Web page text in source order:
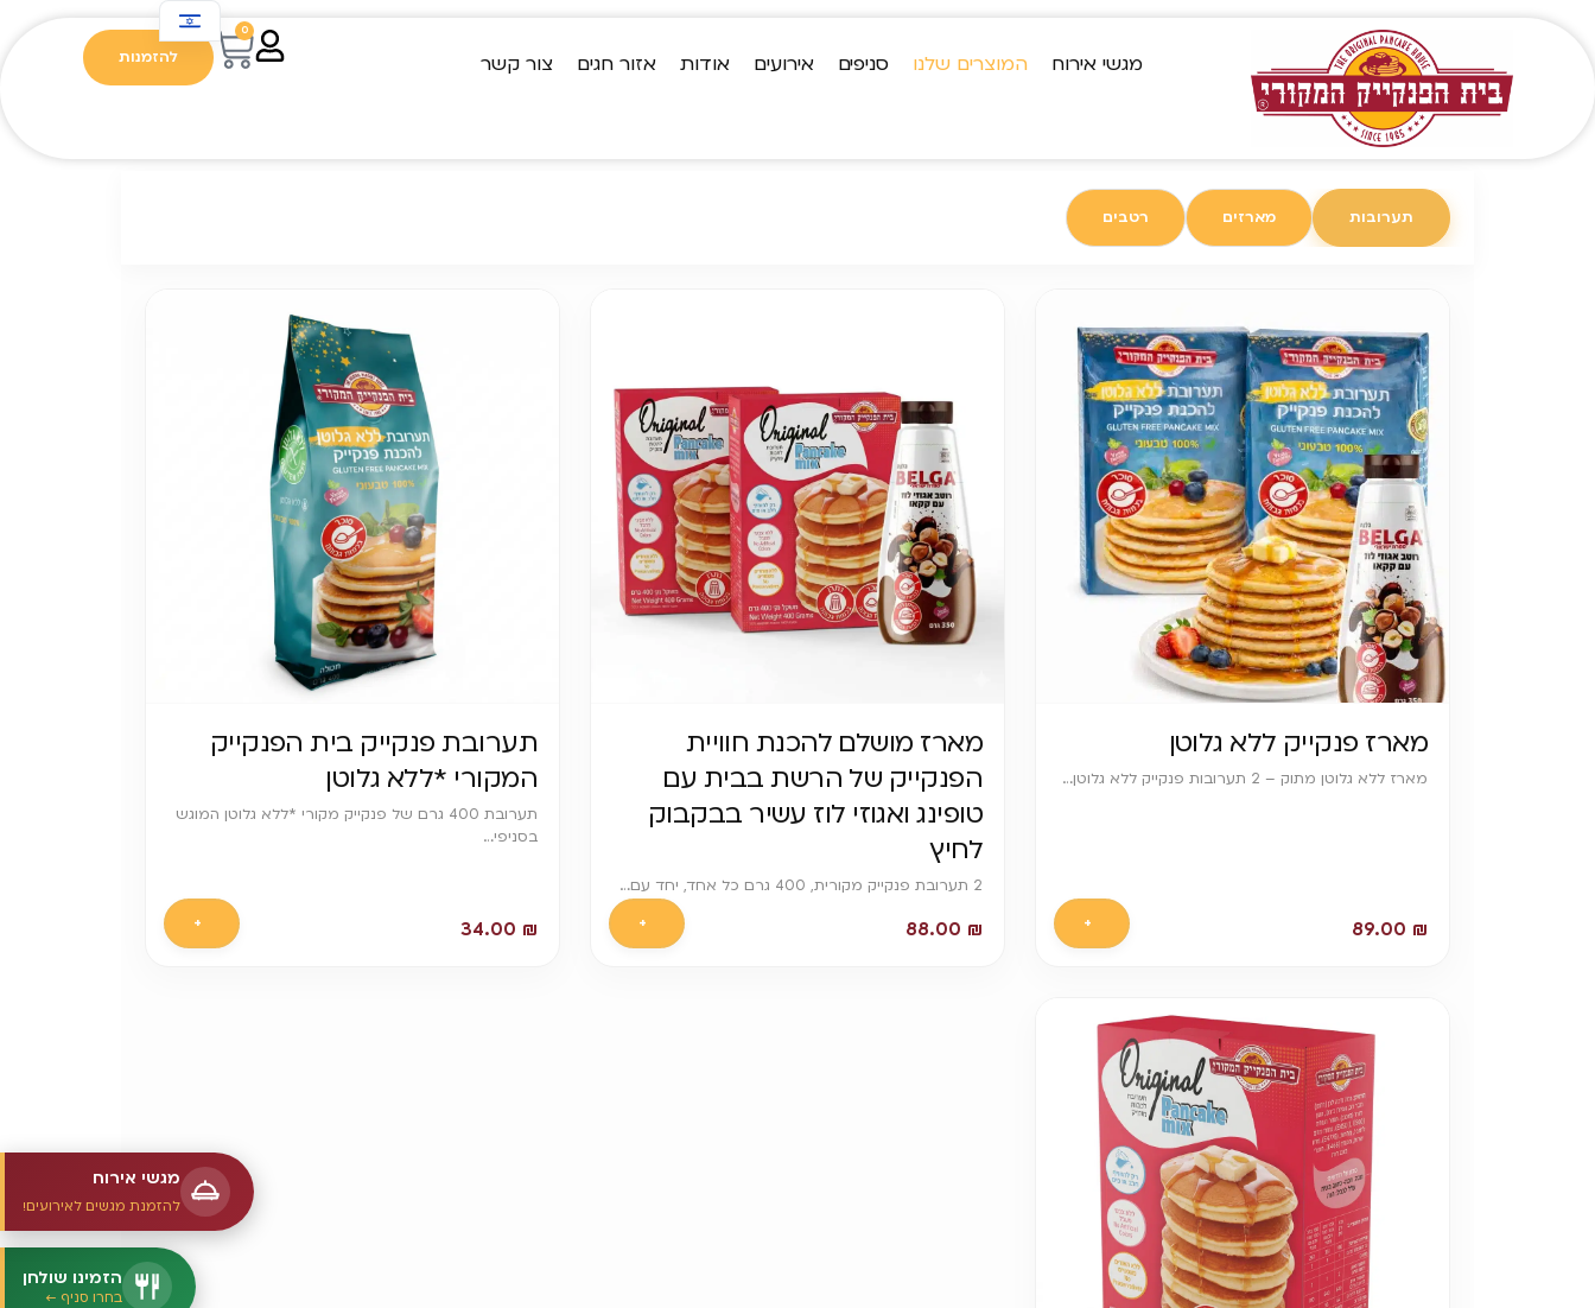
מגשי אירוח המוצרים שלנו סניפים אירועים אודות אזור חגים צור קשר להזמנות
0
תערובות מארזים רטבים
מארז פנקייק ללא גלוטן
מארז ללא גלוטן מתוק – 2 תערובות פנקייק ללא גלוטן…
89.00 ₪
+
מארז מושלם להכנת חוויית
הפנקייק של הרשת בבית עם
טופינג ואגוזי לוז עשיר בבקבוק
לחיץ
2 תערובת פנקייק מקורית, 400 גרם כל אחד, יחד עם…
88.00 ₪
+
תערובת פנקייק בית הפנקייק
המקורי *ללא גלוטן
תערובת 400 גרם של פנקייק מקורי *ללא גלוטן המוגש
בסניפי…
34.00 ₪
+
הזמינו שולחן
בחרו סניף ←
מגשי אירוח
להזמנת מגשים לאירועים!